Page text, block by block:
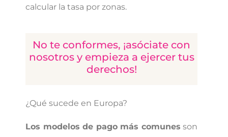
calcular la tasa por zonas.
No te conformes, ¡asóciate con
nosotros y empieza a ejercer tus
derechos!
¿Qué sucede en Europa?
Los modelos de pago más comunes son